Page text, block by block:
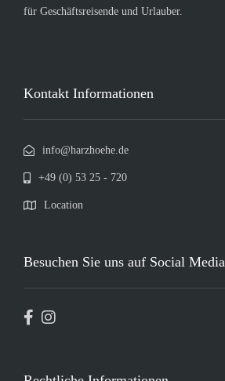
für Geschäftsreisende und Urlauber.
Kontakt Informationen
info@harzhoehe.de
+49 (0) 53 25 - 720
Location
Besuchen Sie uns auf Social Media